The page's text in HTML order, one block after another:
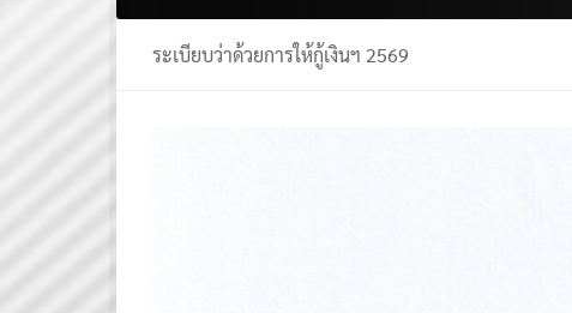
ระเบียบว่าด้วยการให้กู้เงินฯ 2569